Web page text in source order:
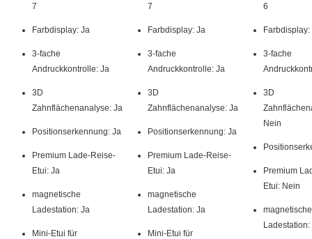
7
Farbdisplay: Ja
3-fache
Andruckkontrolle: Ja
3D
Zahnflächenanalyse: Ja
Positionserkennung: Ja
Premium Lade-Reise-
Etui: Ja
magnetische
Ladestation: Ja
Mini-Etui für
7
Farbdisplay: Ja
3-fache
Andruckkontrolle: Ja
3D
Zahnflächenanalyse: Ja
Positionserkennung: Ja
Premium Lade-Reise-
Etui: Ja
magnetische
Ladestation: Ja
Mini-Etui für
6
Farbdisplay:
3-fache
3D
Nein
Premium
Etui: Nein
magnetische
Ladestation: